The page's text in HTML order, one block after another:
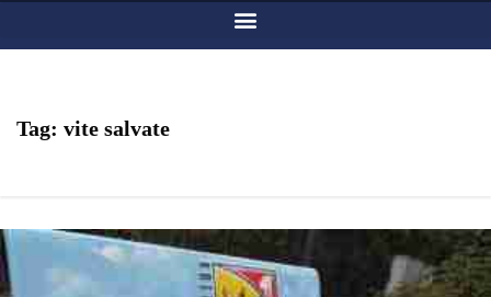
Tag: vite salvate